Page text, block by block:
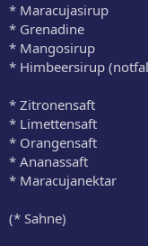
* Maracujasirup
* Grenadine
* Mangosirup
* Himbeersirup
* Zitronensaft
* Limettensaft
* Orangensaft
* Ananassaft
* Maracujanektar
(* Sahne)